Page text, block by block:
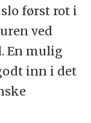
feil
er, fordi
i folks
et
i Japan.
først rot i
ved
En mulig
inn i det